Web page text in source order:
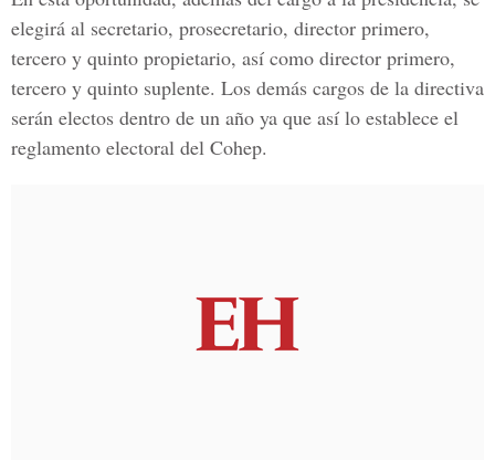
elegirá al secretario, prosecretario, director primero,
tercero y quinto propietario, así como director primero,
tercero y quinto suplente. Los demás cargos de la directiva
serán electos dentro de un año ya que así lo establece el
reglamento electoral del Cohep.